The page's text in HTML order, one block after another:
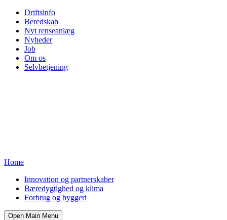
Driftsinfo
Beredskab
Nyt renseanlæg
Nyheder
Job
Om os
Selvbetjening
Home
Innovation og partnerskaber
Bæredygtighed og klima
Forbrug og byggeri
Open Main Menu